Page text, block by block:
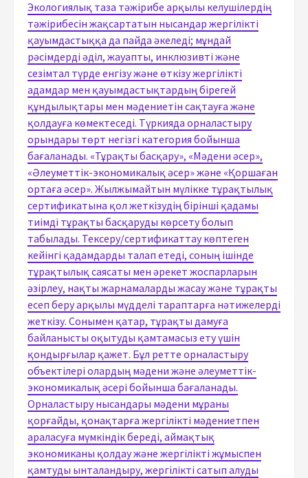
Экологиялық таза тәжірибе арқылы келушілердің
тәжірибесін жақсартатын нысандар жергілікті
қауымдастыққа да пайда әкеледі; мұндай
рәсімдерді әділ, жауапты, инклюзивті және
сезімтал түрде енгізу және өткізу жергілікті
адамдар мен қауымдастықтардың бірегей
құндылықтары мен мәдениетін сақтауға және
қолдауға көмектеседі. Түркияда орналастыру
орындары төрт негізгі категория бойынша
бағаланады. «Тұрақты басқару», «Мәдени әсер»,
«Әлеуметтік-экономикалық әсер» және «Қоршаған
ортаға әсер». Жылжымайтын мүлікке тұрақтылық
сертификатына қол жеткізудің бірінші қадамы
тиімді тұрақты басқаруды көрсету болып
табылады. Тексеру/сертификаттау көптеген
кейінгі қадамдарды талап етеді, соның ішінде
тұрақтылық саясаты мен әрекет жоспарларын
әзірлеу, нақты жарнамаларды жасау және тұрақты
есеп беру арқылы мүдделі тараптарға нәтижелерді
жеткізу. Сонымен қатар, тұрақты дамуға
байланысты оқытуды қамтамасыз ету үшін
қондырғылар қажет. Бұл ретте орналастыру
объектілері олардың мәдени және әлеуметтік-
экономикалық әсері бойынша бағаланады.
Орналастыру нысандары мәдени мұраны
қорғайды, қонақтарға жергілікті мәдениетпен
араласуға мүмкіндік береді, аймақтық
экономиканы қолдау және жергілікті жұмыспен
қамтуды ынталандыру, жергілікті сатып алуды